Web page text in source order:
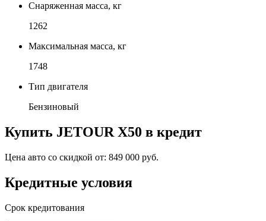
Снаряженная масса, кг
1262
Максимальная масса, кг
1748
Тип двигателя
Бензиновый
Купить JETOUR X50 в кредит
Цена авто со скидкой от: 849 000 руб.
Кредитные условия
Срок кредитования